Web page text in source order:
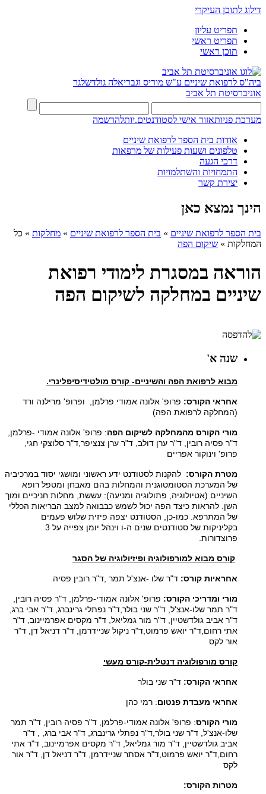
דילוג לתוכן העיקרי
תפריט עליון
תפריט ראשי
תוכן ראשי
ביה"ס לרפואת שיניים ע"ש מוריס וגבריאלה גולדשלגר
אוניברסיטת תל אביב
מערכת פניותאזור אישי לסטודנטים.יותלהרשמה
אודות בית הספר לרפואת שיניים
טלפונים ושעות פעילות של מרפאות
דרכי הגעה
התמחויות והשתלמויות
יצירת קשר
הינך נמצא כאן
בית הספר לרפואת שיניים » בית הספר לרפואת שיניים » מחלקות » כל
המחלקות » שיקום הפה
הוראה במסגרת לימודי רפואת
שיניים במחלקה לשיקום הפה
שנה א'
מבוא לרפואת הפה והשיניים- קורס מולטידיסיפלינרי.
אחראי הקורס: פרופ' אלונה אמודי פרלמן, ופרופ' מרילנה ורד
(המחלקה לרפואת הפה)
מורי הקורס מהמחלקה לשיקום הפה: פרופ' אלונה אמודי -פרלמן,
ד"ר פסיה רובין, ד"ר ערן דולב, ד"ר ערן צנציפר,ד"ר סלוצקי חגי,
פרופ' וינוקור אפריים
מטרת הקורס: להקנות לסטודנט ידע ראשוני ומושגי יסוד במרכיביה
של המערכת הסטומטוגנית והמחלות בהם מאבחן ומטפל רופא
השיניים (אטיולוגיה, פתולוגיה ומניעה): עששת, מחלות חניכיים ומוך
השן. להראות כיצד הפה יכול לשמש כבבואה למצב הבריאות הכללי
של המתרפא. כמו-כן, הסטודנט יצפה פיזית שלוש פעמים
בקליניקות של סטודנטים שנים ה-ו וינהל יומן צפייה על 3
פרוצדורות.
קורס מבוא למורפולוגיה ופיזיולוגיה של הסגר
אחראיות קורס: ד"ר שלו -אנצ'ל תמר ,ד"ר רובין פסיה
מורי ומדריכי הקורס: פרופ' אלונה אמודי-פרלמן, ד"ר פסיה רובין,
ד"ר תמר שלו-אנצ'ל, ד"ר שני בולר,ד"ר נפתלי גרינברג, ד"ר אבי ברג,
ד"ר אביב גולדשטיין, ד"ר מור גמליאל, ד"ר מקסים אפרמיינוב, ד"ר
אתי רחום,ד"ר יואש פרמוט,ד"ר ניקול שניידרמן, ד"ר דניאל דן, ד"ר
אור לקס
קורס מורפולוגיה דנטלית-קורס מעשי
אחראי הקורס: ד"ר שני בולר
אחראי מעבדת פנטום: רמי כהן
מורי הקורס: פרופ' אלונה אמודי-פרלמן, ד"ר פסיה רובין, ד"ר תמר
שלו-אנצ'ל, ד"ר שני בולר,ד"ר נפתלי גרינברג, ד"ר אבי ברג, , ד"ר
אביב גולדשטיין, ד"ר מור גמליאל, ד"ר מקסים אפרמיינוב, ד"ר אתי
רחום,ד"ר יואש פרמוט,ד"ר אסתר שניידרמן, ד"ר דניאל דן, ד"ר אור
לקס
מטרות הקורס: